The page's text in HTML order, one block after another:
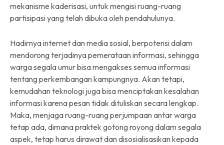
mekanisme kaderisasi, untuk mengisi ruang-ruang
partisipasi yang telah dibuka oleh pendahulunya.
Hadirnya internet dan media sosial, berpotensi dalam
mendorong terjadinya pemerataan informasi, sehingga
warga segala umur bisa mengakses semua informasi
tentang perkembangan kampungnya. Akan tetapi,
kemudahan teknologi juga bisa menciptakan kesalahan
informasi karena pesan tidak dituliskan secara lengkap.
Maka, menjaga ruang-ruang perjumpaan antar warga
tetap ada, dimana praktek gotong royong dalam segala
aspek, tetap harus dirawat dan disosialisasikan kepada